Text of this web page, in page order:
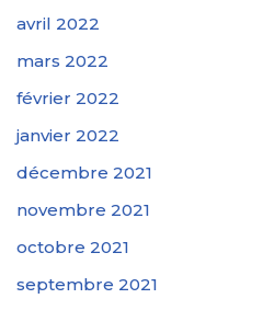
avril 2022
mars 2022
février 2022
janvier 2022
décembre 2021
novembre 2021
octobre 2021
septembre 2021